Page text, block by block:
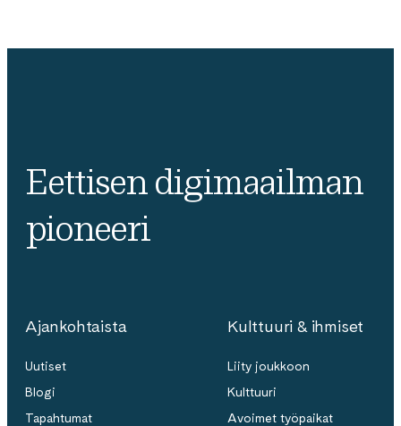
Eettisen digimaailman
pioneeri
Ajankohtaista
Uutiset
Blogi
Tapahtumat
Kulttuuri & ihmiset
Liity joukkoon
Kulttuuri
Avoimet työpaikat